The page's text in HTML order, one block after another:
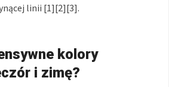
linii [1][2][3].
kolory
i zimę?